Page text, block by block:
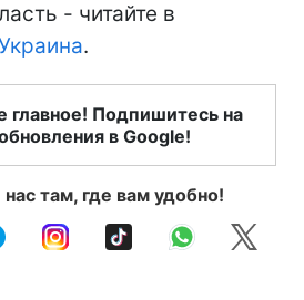
- читайте в
.
главное! Подпишитесь на
в Google!
там, где вам удобно!